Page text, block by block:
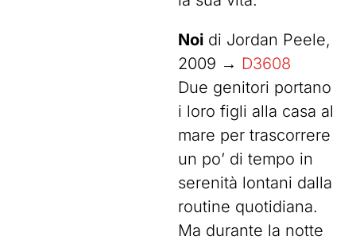
Noi di Jordan Peele,
2009 → D3608
Due genitori portano
i loro figli alla casa al
mare per trascorrere
un po’ di tempo in
serenità lontani dalla
routine quotidiana.
Ma durante la notte